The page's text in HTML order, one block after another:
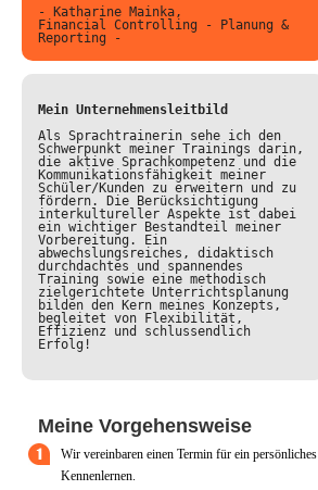
- Katharine Mainka,
Financial Controlling - Planung &
Reporting -
Mein Unternehmensleitbild
Als Sprachtrainerin sehe ich den
Schwerpunkt meiner Trainings darin,
die aktive Sprachkompetenz und die
Kommunikationsfähigkeit meiner
Schüler/Kunden zu erweitern und zu
fördern. Die Berücksichtigung
interkultureller Aspekte ist dabei
ein wichtiger Bestandteil meiner
Vorbereitung. Ein
abwechslungsreiches, didaktisch
durchdachtes und spannendes
Training sowie eine methodisch
zielgerichtete Unterrichtsplanung
bilden den Kern meines Konzepts,
begleitet von Flexibilität,
Effizienz und schlussendlich
Erfolg!
Meine Vorgehensweise
Wir vereinbaren einen Termin für ein persönliches
Kennenlernen.